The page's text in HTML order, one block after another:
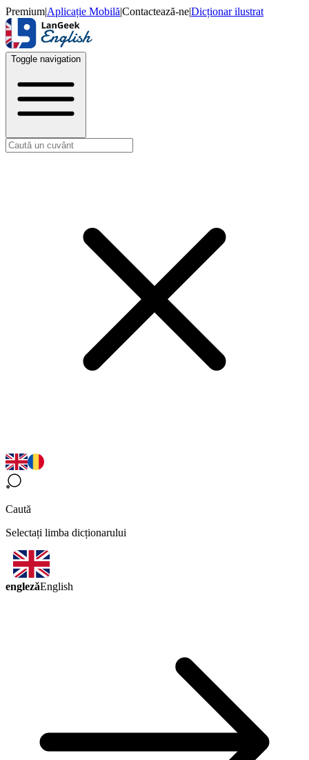
Premium|Aplicație Mobilă|Contactează-ne|Dicționar ilustrat
Toggle navigation
Caută
Selectați limba dicționarului
englezăEnglish